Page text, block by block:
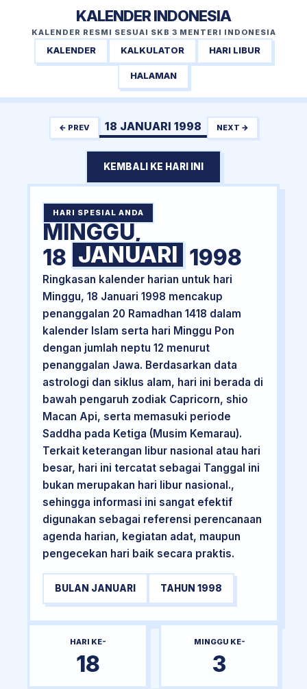
KALENDER INDONESIA
KALENDER RESMI SESUAI SKB 3 MENTERI INDONESIA
KALENDER KALKULATOR HARI LIBUR
HALAMAN
← PREV 18 JANUARI 1998 NEXT →
KEMBALI KE HARI INI
HARI SPESIAL ANDA
MINGGU,
18 JANUARI 1998
Ringkasan kalender harian untuk hari
Minggu, 18 Januari 1998 mencakup
penanggalan 20 Ramadhan 1418 dalam
kalender Islam serta hari Minggu Pon
dengan jumlah neptu 12 menurut
penanggalan Jawa. Berdasarkan data
astrologi dan siklus alam, hari ini berada di
bawah pengaruh zodiak Capricorn, shio
Macan Api, serta memasuki periode
Saddha pada Ketiga (Musim Kemarau).
Terkait keterangan libur nasional atau hari
besar, hari ini tercatat sebagai Tanggal ini
bukan merupakan hari libur nasional.,
sehingga informasi ini sangat efektif
digunakan sebagai referensi perencanaan
agenda harian, kegiatan adat, maupun
pengecekan hari baik secara praktis.
BULAN JANUARI TAHUN 1998
HARI KE-
18
MINGGU KE-
3